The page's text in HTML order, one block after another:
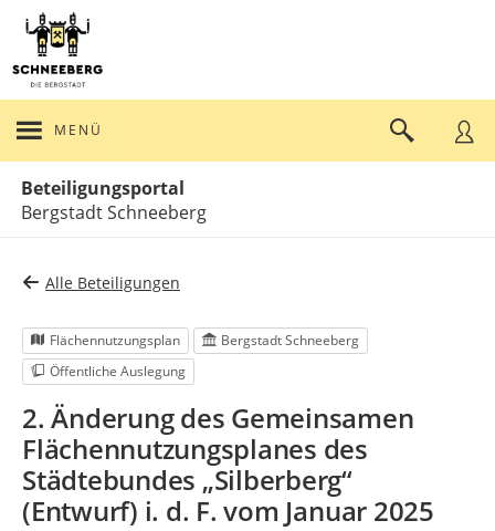
MENÜ
Beteiligungsportal
Bergstadt Schneeberg
Alle Beteiligungen
Flächennutzungsplan
Bergstadt Schneeberg
Öffentliche Auslegung
2. Änderung des Gemeinsamen
Flächennutzungsplanes des
Städtebundes „Silberberg“
(Entwurf) i. d. F. vom Januar 2025